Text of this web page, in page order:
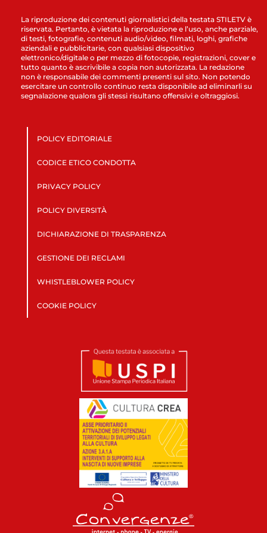
La riproduzione dei contenuti giornalistici della testata STILETV è
riservata. Pertanto, è vietata la riproduzione e l’uso, anche parziale,
di testi, fotografie, contenuti audio/video, filmati, loghi, grafiche
aziendali e pubblicitarie, con qualsiasi dispositivo
elettronico/digitale o per mezzo di fotocopie, registrazioni, cover e
tutto quanto è ascrivibile a copia non autorizzata. La redazione
non è responsabile dei commenti presenti sul sito. Non potendo
esercitare un controllo continuo resta disponibile ad eliminarli su
segnalazione qualora gli stessi risultano offensivi e oltraggiosi.
POLICY EDITORIALE
CODICE ETICO CONDOTTA
PRIVACY POLICY
POLICY DIVERSITÀ
DICHIARAZIONE DI TRASPARENZA
GESTIONE DEI RECLAMI
WHISTLEBLOWER POLICY
COOKIE POLICY